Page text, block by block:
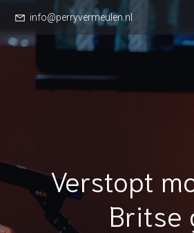
info@perryvermeulen.nl
Verstopt
Britse